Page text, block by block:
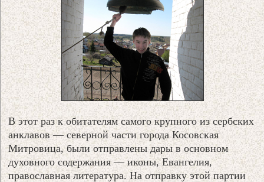
В этот раз к обитателям самого крупного из сербских
анклавов — северной части города Косовская
Митровица, были отправлены дары в основном
духовного содержания — иконы, Евангелия,
православная литература. На отправку этой партии